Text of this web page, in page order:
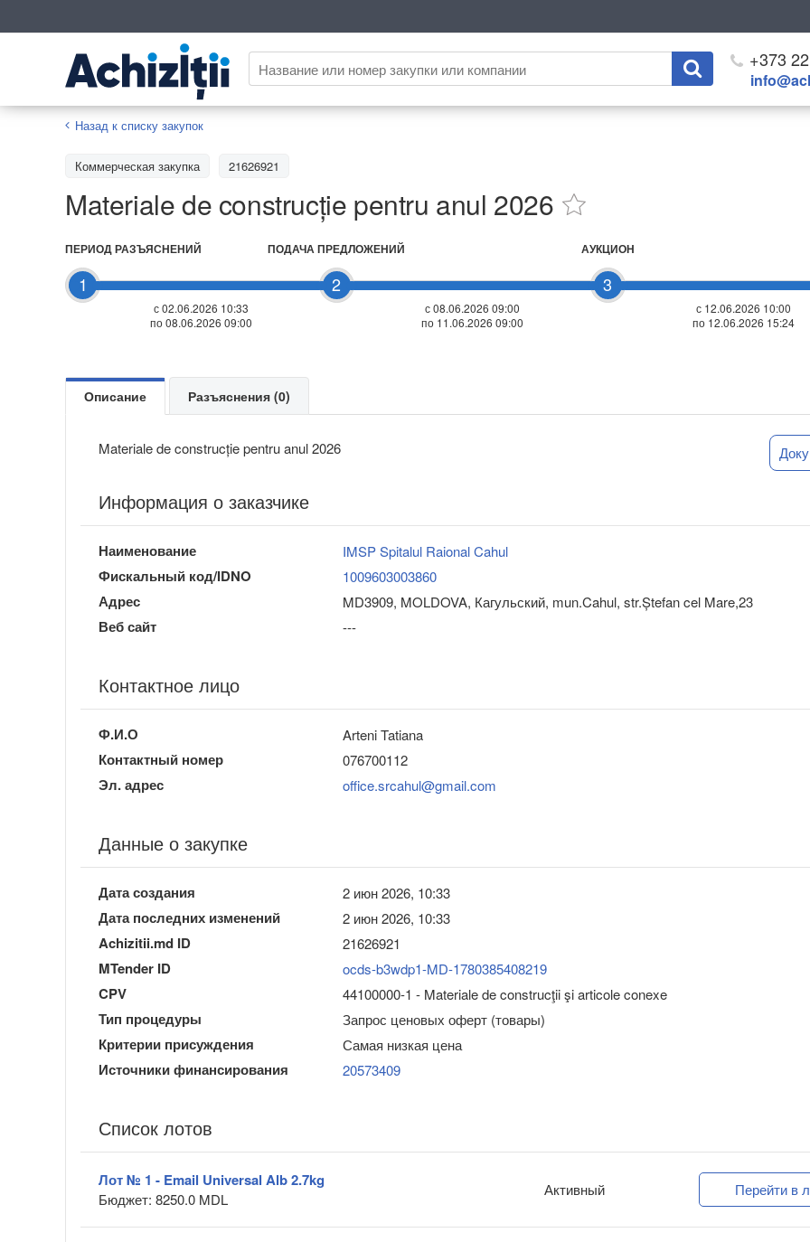
+373
Назад к списку закупок
Коммерческая закупка 21626921
Materiale de construcție pentru anul 2026
1
ПЕРИОД РАЗЪЯСНЕНИЙ
с 02.06.2026 10:33
по 08.06.2026 09:00
2
ПОДАЧА ПРЕДЛОЖЕНИЙ
с 08.06.2026 09:00
по 11.06.2026 09:00
3
АУКЦИОН
с 12.06.2026 10:00
по 12.06.2026 15:24
Описание Разъяснения (0)
Materiale de construcție pentru anul 2026
Информация о заказчике
Наименование IMSP Spitalul Raional Cahul
Фискальный код/IDNO 1009603003860
Адрес MD3909, MOLDOVA, Кагульский, mun.Cahul, str.Ștefan cel Mare,23
Веб сайт ---
Контактное лицо
Ф.И.О Arteni Tatiana
Контактный номер 076700112
Эл. адрес office.srcahul@gmail.com
Данные о закупке
Дата создания 2 июн 2026, 10:33
Дата последних изменений 2 июн 2026, 10:33
Achizitii.md ID 21626921
MTender ID ocds-b3wdp1-MD-1780385408219
CPV 44100000-1 - Materiale de construcţii şi articole conexe
Тип процедуры Запрос ценовых оферт (товары)
Критерии присуждения Самая низкая цена
Источники финансирования 20573409
Список лотов
Лот № 1 - Email Universal Alb 2.7kg
Бюджет: 8250.0 MDL
Активный Перейти в